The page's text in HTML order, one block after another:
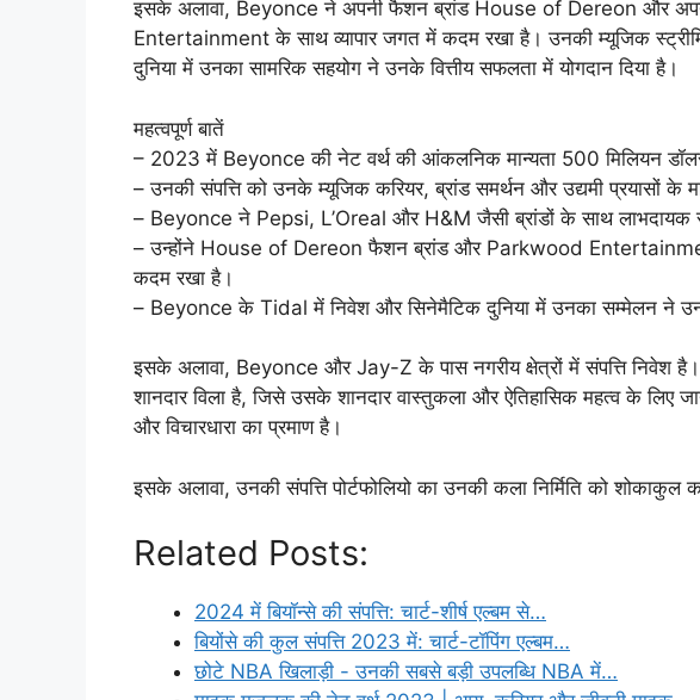
इसके अलावा, Beyonce ने अपनी फैशन ब्रांड House of Dereon और
Entertainment के साथ व्यापार जगत में कदम रखा है। उनकी म्यूजिक
दुनिया में उनका सामरिक सहयोग ने उनके वित्तीय सफलता में योगदान दिया है।
महत्वपूर्ण बातें
– 2023 में Beyonce की नेट वर्थ की आंकलनिक मान्यता 500 मिलियन
– उनकी संपत्ति को उनके म्यूजिक करियर, ब्रांड समर्थन और उद्यमी प्रयासों के
– Beyonce ने Pepsi, L’Oreal और H&M जैसी ब्रांडों के साथ लाभदायक
– उन्होंने House of Dereon फैशन ब्रांड और Parkwood
कदम रखा है।
– Beyonce के Tidal में निवेश और सिनेमैटिक दुनिया में उनका सम्मेलन ने उनके
इसके अलावा, Beyonce और Jay-Z के पास नगरीय क्षेत्रों में संपत्ति निवेश
शानदार विला है, जिसे उसके शानदार वास्तुकला और ऐतिहासिक महत्व के लिए
और विचारधारा का प्रमाण है।
इसके अलावा, उनकी संपत्ति पोर्टफोलियो का उनकी कला निर्मिति को शोकाकुल
Related Posts:
2024 में बियॉन्से की संपत्ति: चार्ट-शीर्ष एल्बम से…
बियोंसे की कुल संपत्ति 2023 में: चार्ट-टॉपिंग एल्बम…
छोटे NBA खिलाड़ी - उनकी सबसे बड़ी उपलब्धि NBA में…